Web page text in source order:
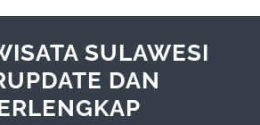
SULAWESI
DAN